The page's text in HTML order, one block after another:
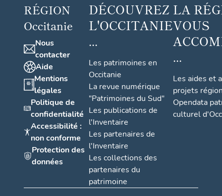
RÉGION
Occitanie
Nous
contacter
Aide
Mentions
légales
Politique de
confidentialité
Accessibilité :
non conforme
Protection des
données
DÉCOUVREZ
L'OCCITANIE
...
Les patrimoines en
Occitanie
La revue numérique
"Patrimoines du Sud"
Les publications de
l'Inventaire
Les partenaires de
l'Inventaire
Les collections des
partenaires du
patrimoine
LA
VOUS
...
Les aides et
projets
Opendata
culturel